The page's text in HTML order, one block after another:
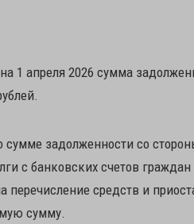
1 апреля 2026 сумма
сумме задолженности со
с банковских счетов граждан
перечисление средств и
сумму.